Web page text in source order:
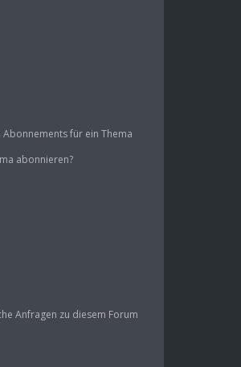
für ein Thema
abonnieren?
Anfragen zu diesem Forum